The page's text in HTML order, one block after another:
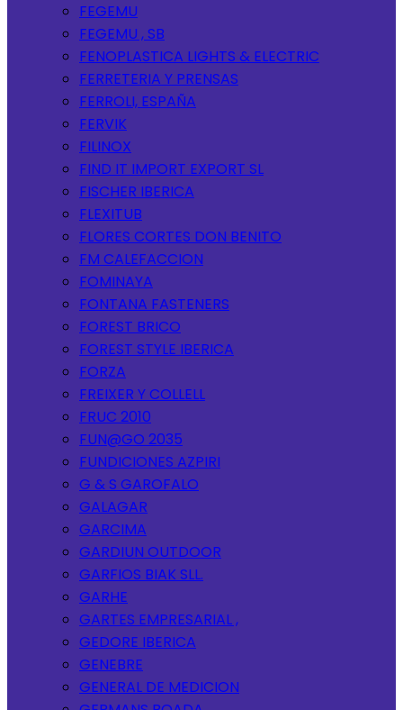
FEGEMU
FEGEMU , SB
FENOPLASTICA LIGHTS & ELECTRIC
FERRETERIA Y PRENSAS
FERROLI, ESPAÑA
FERVIK
FILINOX
FIND IT IMPORT EXPORT SL
FISCHER IBERICA
FLEXITUB
FLORES CORTES DON BENITO
FM CALEFACCION
FOMINAYA
FONTANA FASTENERS
FOREST BRICO
FOREST STYLE IBERICA
FORZA
FREIXER Y COLLELL
FRUC 2010
FUN@GO 2035
FUNDICIONES AZPIRI
G & S GAROFALO
GALAGAR
GARCIMA
GARDIUN OUTDOOR
GARFIOS BIAK SLL.
GARHE
GARTES EMPRESARIAL ,
GEDORE IBERICA
GENEBRE
GENERAL DE MEDICION